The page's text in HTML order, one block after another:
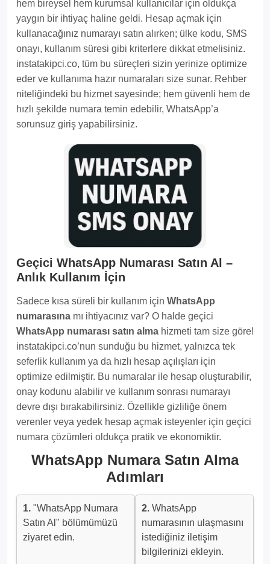
hem bireysel hem kurumsal kullanıcılar için oldukça
yaygın bir ihtiyaç haline geldi. Hesap açmak için
kullanacağınız numarayı satın alırken; ülke kodu, SMS
onayı, kullanım süresi gibi kriterlere dikkat etmelisiniz.
instatakipci.co, tüm bu süreçleri sizin yerinize optimize
eder ve kullanıma hazır numaraları size sunar. Rehber
niteliğindeki bu hizmet sayesinde; hem güvenli hem de
hızlı şekilde numara temin edebilir, WhatsApp’a
sorunsuz giriş yapabilirsiniz.
Geçici WhatsApp Numarası Satın Al –
Anlık Kullanım İçin
Sadece kısa süreli bir kullanım için WhatsApp
numarasına mı ihtiyacınız var? O halde geçici
WhatsApp numarası satın alma hizmeti tam size göre!
instatakipci.co’nun sunduğu bu hizmet, yalnızca tek
seferlik kullanım ya da hızlı hesap açılışları için
optimize edilmiştir. Bu numaralar ile hesap oluşturabilir,
onay kodunu alabilir ve kullanım sonrası numarayı
devre dışı bırakabilirsiniz. Özellikle gizliliğe önem
verenler veya yedek hesap açmak isteyenler için geçici
numara çözümleri oldukça pratik ve ekonomiktir.
WhatsApp Numara Satın Alma
Adımları
1. "WhatsApp Numara
Satın Al" bölümümüzü
ziyaret edin.
2. WhatsApp
numarasının ulaşmasını
istediğiniz iletişim
bilgilerinizi ekleyin.